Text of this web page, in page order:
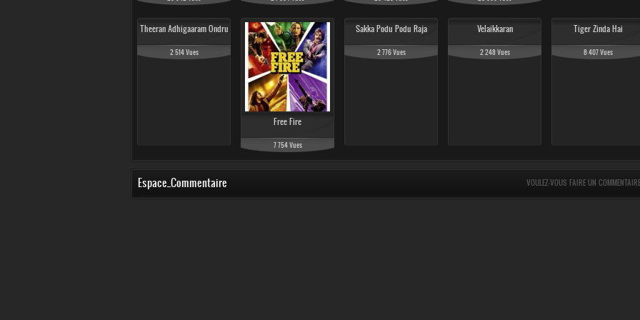
Theeran Adhigaaram Ondru
2 514 Vues
Free Fire
7 754 Vues
Sakka Podu Podu Raja
2 776 Vues
Velaikkaran
2 248 Vues
Tiger Zinda Hai
8 407 Vues
Espace_Commentaire VOULEZ-VOUS FAIRE UN